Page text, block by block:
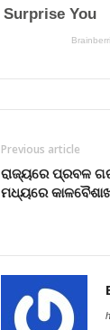
Previous article
ରାଜ୍ୟରେ ପ୍ରବଳ
ମଧ୍ୟରେ